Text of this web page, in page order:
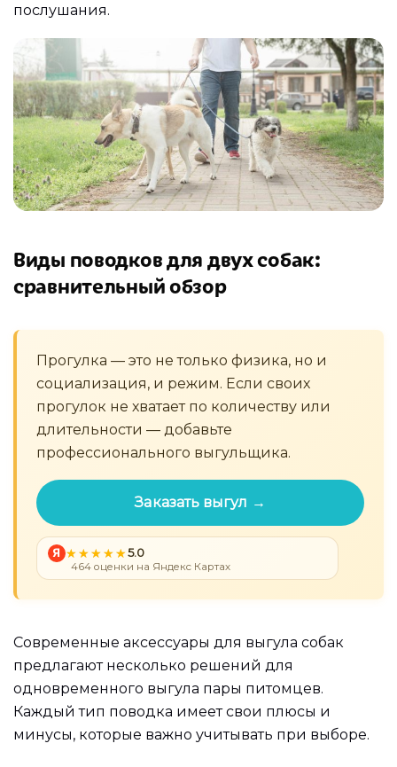
послушания.
Виды поводков для двух собак:
сравнительный обзор
Прогулка — это не только физика, но и
социализация, и режим. Если своих
прогулок не хватает по количеству или
длительности — добавьте
профессионального выгульщика.
Заказать выгул →
Я 5.0
464 оценки на Яндекс Картах
Современные аксессуары для выгула собак
предлагают несколько решений для
одновременного выгула пары питомцев.
Каждый тип поводка имеет свои плюсы и
минусы, которые важно учитывать при выборе.